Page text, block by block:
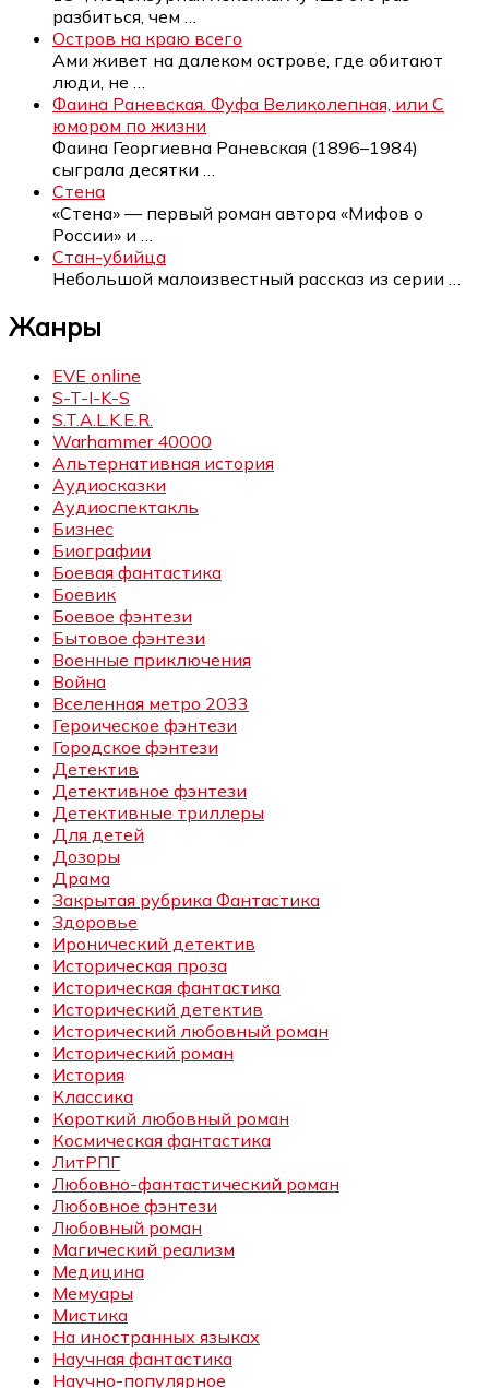
разбиться, чем
Остров на краю всего
Ами живет на далеком острове, где обитают
люди, не
Фаина Раневская. Фуфа Великолепная, или С
юмором по жизни
Фаина Георгиевна Раневская (1896–1984)
сыграла десятки
Стена
«Стена» — первый роман автора «Мифов о
России» и
Стан-убийца
Небольшой малоизвестный рассказ из серии
Жанры
EVE online
S-T-I-K-S
S.T.A.L.K.E.R.
Warhammer 40000
Альтернативная история
Аудиосказки
Аудиоспектакль
Бизнес
Биографии
Боевая фантастика
Боевик
Боевое фэнтези
Бытовое фэнтези
Военные приключения
Война
Вселенная метро 2033
Героическое фэнтези
Городское фэнтези
Детектив
Детективное фэнтези
Детективные триллеры
Для детей
Дозоры
Драма
Закрытая рубрика Фантастика
Здоровье
Иронический детектив
Историческая проза
Историческая фантастика
Исторический детектив
Исторический любовный роман
Исторический роман
История
Классика
Короткий любовный роман
Космическая фантастика
ЛитРПГ
Любовно-фантастический роман
Любовное фэнтези
Любовный роман
Магический реализм
Медицина
Мемуары
Мистика
На иностранных языках
Научная фантастика
Научно-популярное